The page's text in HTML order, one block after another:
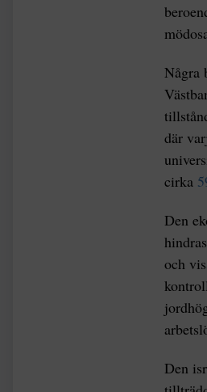
Några
där
cirka
Den
och
Den